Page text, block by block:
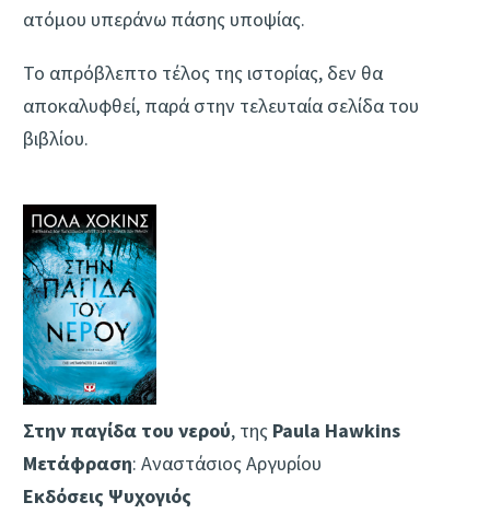
ατόμου υπεράνω πάσης υποψίας.
Το απρόβλεπτο τέλος της ιστορίας, δεν θα
αποκαλυφθεί, παρά στην τελευταία σελίδα του
βιβλίου.
Στην παγίδα του νερού, της Paula Hawkins
Μετάφραση: Αναστάσιος Αργυρίου
Εκδόσεις Ψυχογιός